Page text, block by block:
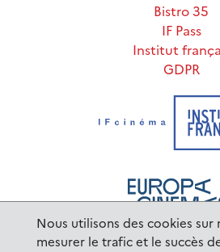
Nous utilisons des cookies
mesurer le trafic et le succès
Bistro 35
IF Pass
Institut
GDPR